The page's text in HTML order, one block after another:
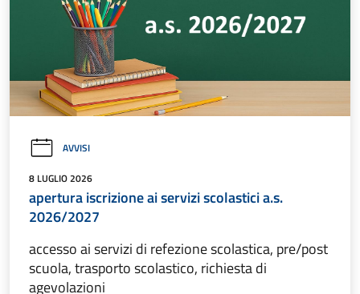
AVVISI
8 LUGLIO 2026
apertura iscrizione ai servizi scolastici a.s.
2026/2027
accesso ai servizi di refezione scolastica, pre/post
scuola, trasporto scolastico, richiesta di
agevolazioni